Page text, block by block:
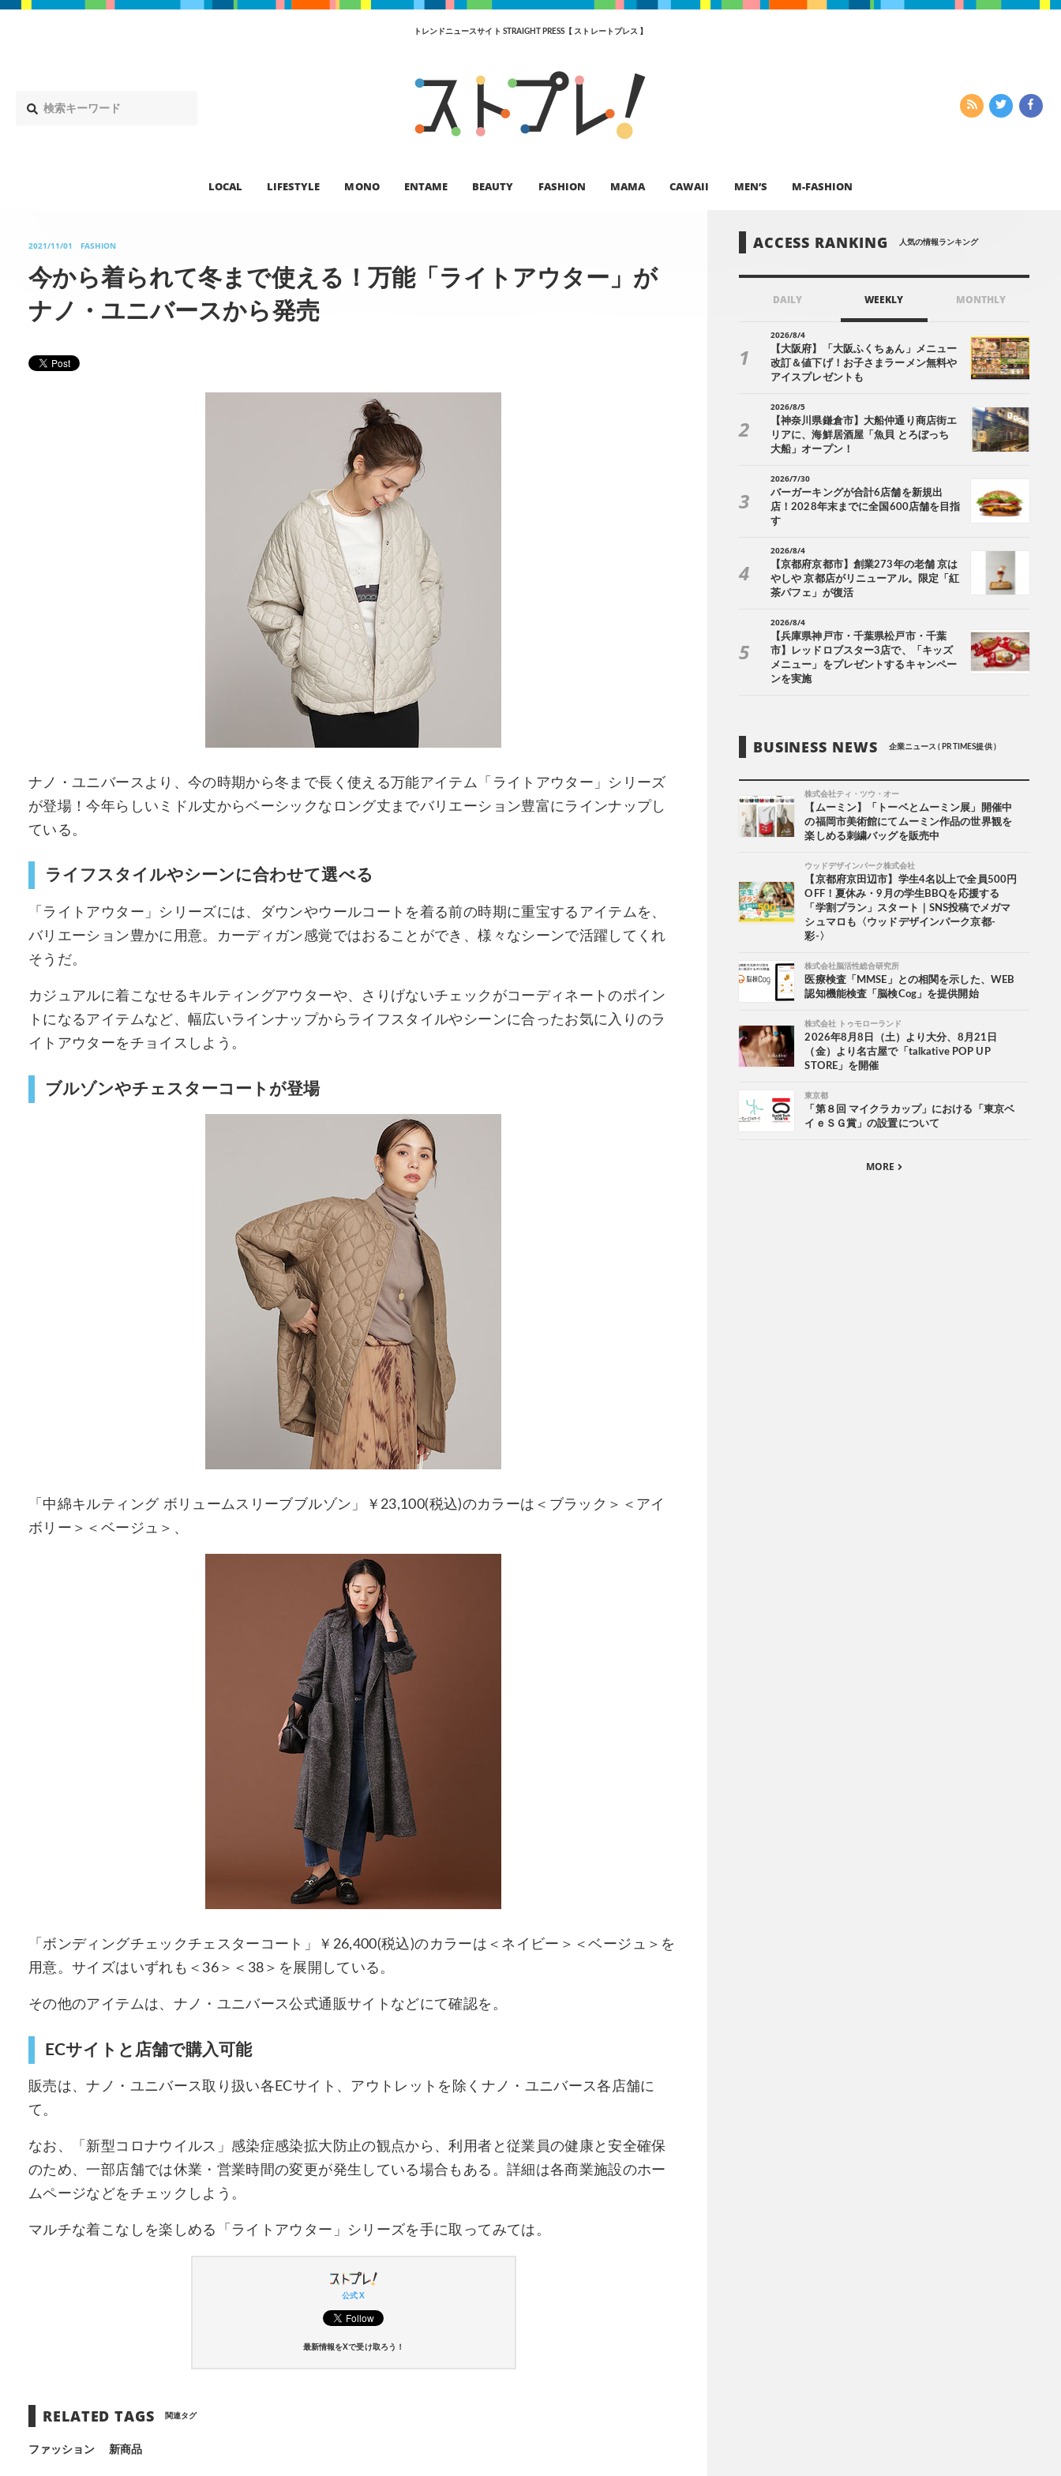
トレンドニュースサイト STRAIGHT PRESS【 ストレートプレス 】
LOCAL LIFESTYLE MONO ENTAME BEAUTY FASHION MAMA CAWAII MEN’S M-FASHION
2021/11/01 FASHION
今から着られて冬まで使える！万能「ライトアウター」が
ナノ・ユニバースから発売
ナノ・ユニバースより、今の時期から冬まで長く使える万能アイテム「ライトアウター」シリーズ
が登場！今年らしいミドル丈からベーシックなロング丈までバリエーション豊富にラインナップし
ている。
ライフスタイルやシーンに合わせて選べる
「ライトアウター」シリーズには、ダウンやウールコートを着る前の時期に重宝するアイテムを、
バリエーション豊かに用意。カーディガン感覚ではおることができ、様々なシーンで活躍してくれ
そうだ。
カジュアルに着こなせるキルティングアウターや、さりげないチェックがコーディネートのポイン
トになるアイテムなど、幅広いラインナップからライフスタイルやシーンに合ったお気に入りのラ
イトアウターをチョイスしよう。
ブルゾンやチェスターコートが登場
「中綿キルティング ボリュームスリーブブルゾン」￥23,100(税込)のカラーは＜ブラック＞＜アイ
ボリー＞＜ベージュ＞、
「ボンディングチェックチェスターコート」￥26,400(税込)のカラーは＜ネイビー＞＜ベージュ＞を
用意。サイズはいずれも＜36＞＜38＞を展開している。
その他のアイテムは、ナノ・ユニバース公式通販サイトなどにて確認を。
ECサイトと店舗で購入可能
販売は、ナノ・ユニバース取り扱い各ECサイト、アウトレットを除くナノ・ユニバース各店舗に
て。
なお、「新型コロナウイルス」感染症感染拡大防止の観点から、利用者と従業員の健康と安全確保
のため、一部店舗では休業・営業時間の変更が発生している場合もある。詳細は各商業施設のホー
ムページなどをチェックしよう。
マルチな着こなしを楽しめる「ライトアウター」シリーズを手に取ってみては。
公式 X
最新情報をXで受け取ろう！
RELATED TAGS 関連タグ
ファッション 新商品
ACCESS RANKING 人気の情報ランキング
DAILY WEEKLY MONTHLY
2026/8/4
【大阪府】「大阪ふくちぁん」メニュー
改訂＆値下げ！お子さまラーメン無料や
アイスプレゼントも
2026/8/5
【神奈川県鎌倉市】大船仲通り商店街エ
リアに、海鮮居酒屋「魚貝 とろぼっち
大船」オープン！
2026/7/30
バーガーキングが合計6店舗を新規出
店！2028年末までに全国600店舗を目指
す
2026/8/4
【京都府京都市】創業273年の老舗 京は
やしや 京都店がリニューアル。限定「紅
茶パフェ」が復活
2026/8/4
【兵庫県神戸市・千葉県松戸市・千葉
市】レッドロブスター3店で、「キッズ
メニュー」をプレゼントするキャンペー
ンを実施
BUSINESS NEWS 企業ニュース ( PR TIMES提供 )
株式会社ティ・ツウ・オー
【ムーミン】「トーベとムーミン展」開催中
の福岡市美術館にてムーミン作品の世界観を
楽しめる刺繍バッグを販売中
ウッドデザインパーク株式会社
【京都府京田辺市】学生4名以上で全員500円
OFF！夏休み・9月の学生BBQを応援する
「学割プラン」スタート｜SNS投稿でメガマ
シュマロも〈ウッドデザインパーク京都-
彩-〉
株式会社脳活性総合研究所
医療検査「MMSE」との相関を示した、WEB
認知機能検査「脳検Cog」を提供開始
株式会社 トゥモローランド
2026年8月8日（土）より大分、8月21日
（金）より名古屋で「talkative POP UP
STORE」を開催
東京都
「第８回 マイクラカップ」における「東京ベ
イｅＳＧ賞」の設置について
MORE